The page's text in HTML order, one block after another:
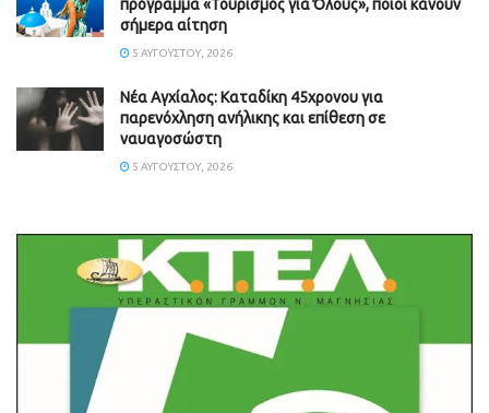
πρόγραμμα «Τουρισμός για Όλους», ποιοι κάνουν
σήμερα αίτηση
5 ΑΥΓΟΎΣΤΟΥ, 2026
Νέα Αγχίαλος: Καταδίκη 45χρονου για
παρενόχληση ανήλικης και επίθεση σε
ναυαγοσώστη
5 ΑΥΓΟΎΣΤΟΥ, 2026